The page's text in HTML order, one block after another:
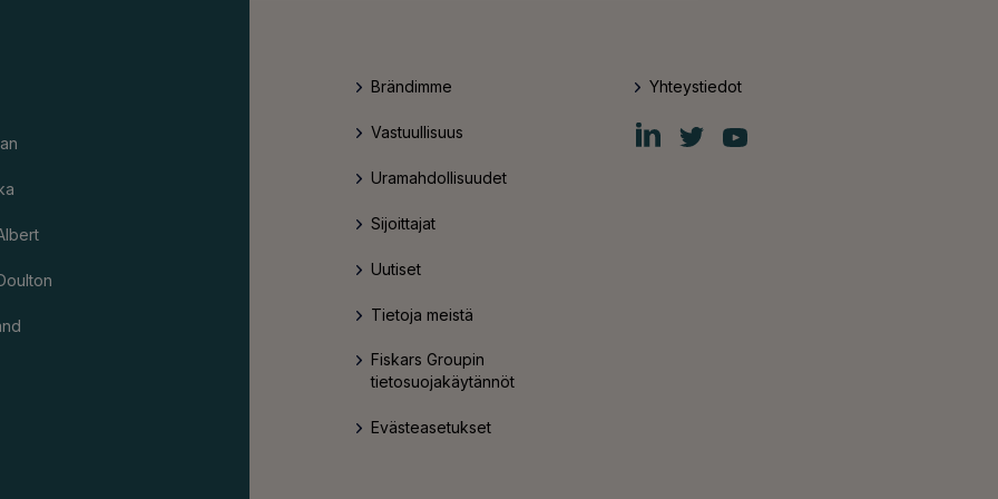
Brändimme
Vastuullisuus
Uramahdollisuudet
Sijoittajat
Uutiset
Tietoja meistä
Fiskars Groupin
tietosuojakäytännöt
Evästeasetukset
Yhteystiedot
Fiskars
Group
Fiskars
Group
Fiskars
Group